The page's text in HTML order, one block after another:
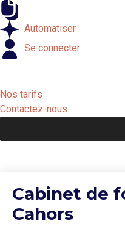
Automatiser
Se connecter
Nos tarifs
Contactez-nous
Cabinet de
Cahors